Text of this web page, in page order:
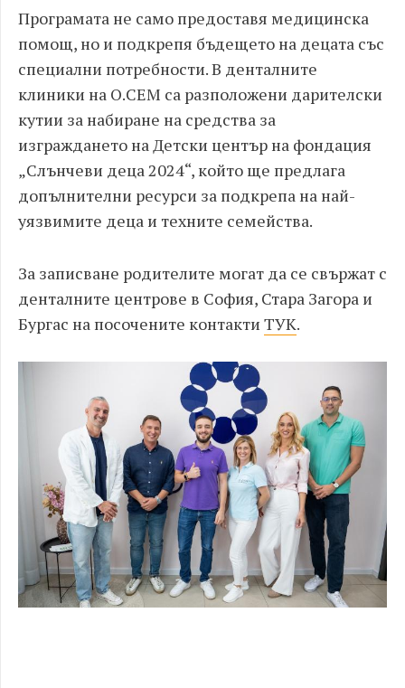
Програмата не само предоставя медицинска
помощ, но и подкрепя бъдещето на децата със
специални потребности. В денталните
клиники на О.СЕМ са разположени дарителски
кутии за набиране на средства за
изграждането на Детски център на фондация
„Слънчеви деца 2024“, който ще предлага
допълнителни ресурси за подкрепа на най-
уязвимите деца и техните семейства.
За записване родителите могат да се свържат с
денталните центрове в София, Стара Загора и
Бургас на посочените контакти ТУК.